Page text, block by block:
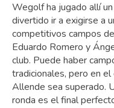
Wegolf ha jugado allí
divertido ir a exigirse a
competitivos campos
Eduardo Romero y
club. Puede haber
tradicionales, pero en
Allende sea superado.
ronda es el final